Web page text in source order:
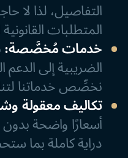
التفاصيل، لذا لا
المتطلبات
خدمات مُخصَّصة:
الضريبية إلى الدعم
نخصِّص خدماتنا
تكاليف معقولة
أسعارًا واضحة
دراية كاملة بما